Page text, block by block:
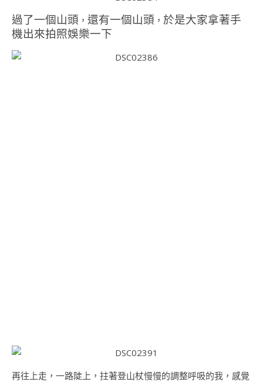
過了一個山頭 ， 還有一個山頭 ， 於是大家拿著手
機出來拍照娛樂一下
再往上走，一路陡上，拄著登山杖慢慢的調整呼吸的我，感覺